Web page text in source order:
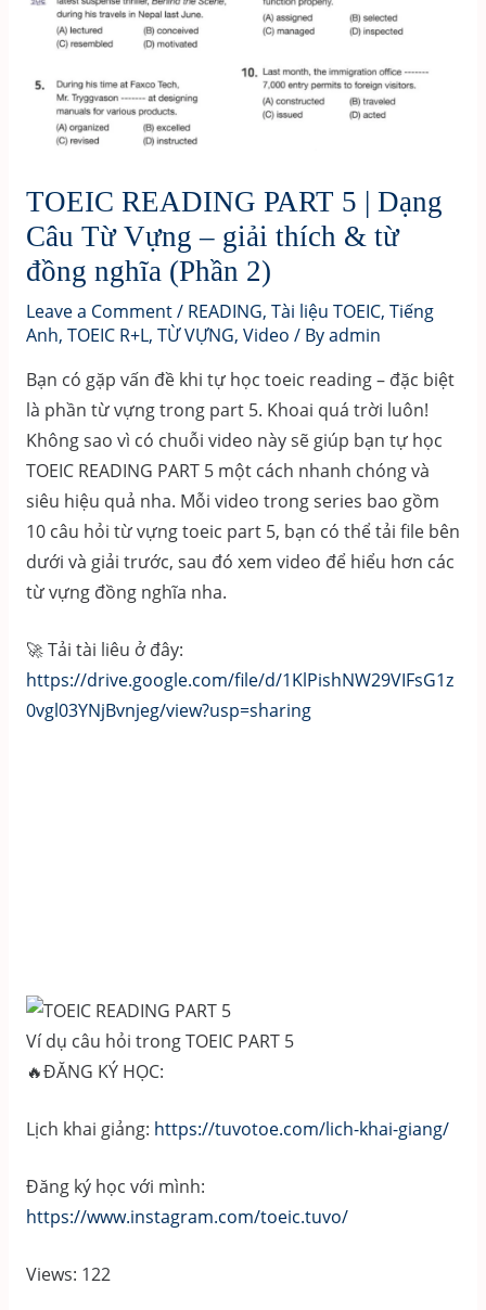
TOEIC READING PART 5 | Dạng
Câu Từ Vựng – giải thích & từ
đồng nghĩa (Phần 2)
Leave a Comment/ READING, Tài liệu TOEIC, Tiếng
Anh, TOEIC R+L, TỪ VỰNG, Video / Byadmin
Bạn có gặp vấn đề khi tự học toeic reading – đặc biệt
là phần từ vựng trong part 5. Khoai quá trời luôn!
Không sao vì có chuỗi video này sẽ giúp bạn tự học
TOEIC READING PART 5 một cách nhanh chóng và
siêu hiệu quả nha. Mỗi video trong series bao gồm
10 câu hỏi từ vựng toeic part 5, bạn có thể tải file bên
dưới và giải trước, sau đó xem video để hiểu hơn các
từ vựng đồng nghĩa nha.
🚀 Tải tài liêu ở đây:
https://drive.google.com/file/d/1KlPishNW29VIFsG1z
0vgl03YNjBvnjeg/view?usp=sharing
Ví dụ câu hỏi trong TOEIC PART 5
🔥ĐĂNG KÝ HỌC:
Lịch khai giảng: https://tuvotoe.com/lich-khai-giang/
Đăng ký học với mình:
https://www.instagram.com/toeic.tuvo/
Views: 122